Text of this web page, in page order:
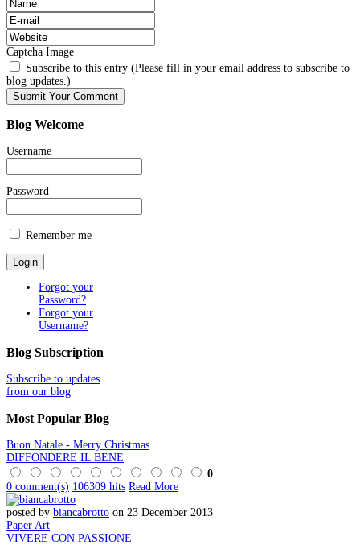
Captcha Image
Subscribe to this entry (Please fill in your email address to subscribe to
blog updates.)
Blog Welcome
Username
Password
Remember me
Forgot your
Password?
Forgot your
Username?
Blog Subscription
Subscribe to updates
from our blog
Most Popular Blog
Buon Natale - Merry Christmas
DIFFONDERE IL BENE
0
0 comment(s) 106309 hits Read More
posted by biancabrotto on 23 December 2013
Paper Art
VIVERE CON PASSIONE